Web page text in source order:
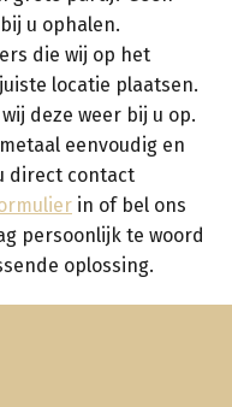
u ophalen.
die wij op het
locatie plaatsen.
deze weer bij u op.
eenvoudig en
direct contact
in of bel ons
persoonlijk te woord
oplossing.